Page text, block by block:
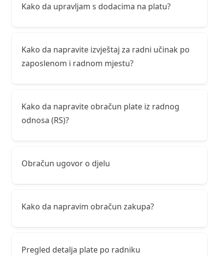
Kako da upravljam s dodacima na platu?
Kako da napravite izvještaj za radni učinak po
zaposlenom i radnom mjestu?
Kako da napravite obračun plate iz radnog
odnosa (RS)?
Obračun ugovor o djelu
Kako da napravim obračun zakupa?
Pregled detalja plate po radniku